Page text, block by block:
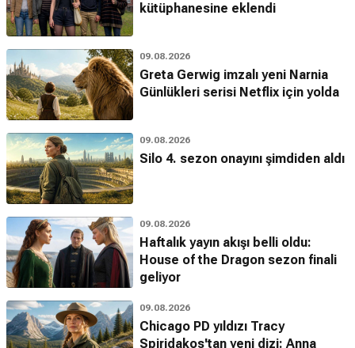
kütüphanesine eklendi
09.08.2026
Greta Gerwig imzalı yeni Narnia
Günlükleri serisi Netflix için yolda
09.08.2026
Silo 4. sezon onayını şimdiden aldı
09.08.2026
Haftalık yayın akışı belli oldu:
House of the Dragon sezon finali
geliyor
09.08.2026
Chicago PD yıldızı Tracy
Spiridakos'tan yeni dizi: Anna